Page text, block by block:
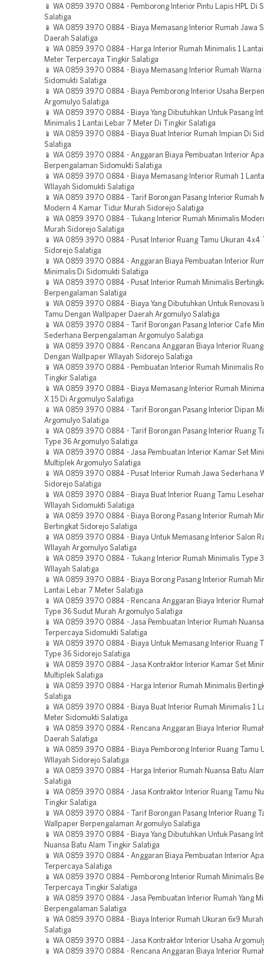
📱 WA 0859 3970 0884 - Pemborong Interior Pintu Lapis HPL Di
Salatiga
📱 WA 0859 3970 0884 - Biaya Memasang Interior Rumah Jawa
Daerah Salatiga
📱 WA 0859 3970 0884 - Harga Interior Rumah Minimalis 1
Meter Terpercaya Tingkir Salatiga
📱 WA 0859 3970 0884 - Biaya Memasang Interior Rumah Warna
Sidomukti Salatiga
📱 WA 0859 3970 0884 - Biaya Pemborong Interior Usaha
Argomulyo Salatiga
📱 WA 0859 3970 0884 - Biaya Yang Dibutuhkan Untuk Pasang
Minimalis 1 Lantai Lebar 7 Meter Di Tingkir Salatiga
📱 WA 0859 3970 0884 - Biaya Buat Interior Rumah Impian Di
Salatiga
📱 WA 0859 3970 0884 - Anggaran Biaya Pembuatan Interior
Berpengalaman Sidomukti Salatiga
📱 WA 0859 3970 0884 - Biaya Memasang Interior Rumah 1
WIlayah Sidomukti Salatiga
📱 WA 0859 3970 0884 - Tarif Borongan Pasang Interior Rumah
Modern 4 Kamar Tidur Murah Sidorejo Salatiga
📱 WA 0859 3970 0884 - Tukang Interior Rumah Minimalis
Murah Sidorejo Salatiga
📱 WA 0859 3970 0884 - Pusat Interior Ruang Tamu Ukuran 4x4
Sidorejo Salatiga
📱 WA 0859 3970 0884 - Anggaran Biaya Pembuatan Interior
Minimalis Di Sidomukti Salatiga
📱 WA 0859 3970 0884 - Pusat Interior Rumah Minimalis
Berpengalaman Salatiga
📱 WA 0859 3970 0884 - Biaya Yang Dibutuhkan Untuk Renovasi
Tamu Dengan Wallpaper Daerah Argomulyo Salatiga
📱 WA 0859 3970 0884 - Tarif Borongan Pasang Interior Cafe
Sederhana Berpengalaman Argomulyo Salatiga
📱 WA 0859 3970 0884 - Rencana Anggaran Biaya Interior
Dengan Wallpaper WIlayah Sidorejo Salatiga
📱 WA 0859 3970 0884 - Pembuatan Interior Rumah Minimalis
Tingkir Salatiga
📱 WA 0859 3970 0884 - Biaya Memasang Interior Rumah
X 15 Di Argomulyo Salatiga
📱 WA 0859 3970 0884 - Tarif Borongan Pasang Interior Dipan
Argomulyo Salatiga
📱 WA 0859 3970 0884 - Tarif Borongan Pasang Interior Ruang
Type 36 Argomulyo Salatiga
📱 WA 0859 3970 0884 - Jasa Pembuatan Interior Kamar Set
Multiplek Argomulyo Salatiga
📱 WA 0859 3970 0884 - Pusat Interior Rumah Jawa Sederhana
Sidorejo Salatiga
📱 WA 0859 3970 0884 - Biaya Buat Interior Ruang Tamu
WIlayah Sidomukti Salatiga
📱 WA 0859 3970 0884 - Biaya Borong Pasang Interior Rumah
Bertingkat Sidorejo Salatiga
📱 WA 0859 3970 0884 - Biaya Untuk Memasang Interior Salon
WIlayah Argomulyo Salatiga
📱 WA 0859 3970 0884 - Tukang Interior Rumah Minimalis Type
WIlayah Salatiga
📱 WA 0859 3970 0884 - Biaya Borong Pasang Interior Rumah
Lantai Lebar 7 Meter Salatiga
📱 WA 0859 3970 0884 - Rencana Anggaran Biaya Interior
Type 36 Sudut Murah Argomulyo Salatiga
📱 WA 0859 3970 0884 - Jasa Pembuatan Interior Rumah
Terpercaya Sidomukti Salatiga
📱 WA 0859 3970 0884 - Biaya Untuk Memasang Interior Ruang
Type 36 Sidorejo Salatiga
📱 WA 0859 3970 0884 - Jasa Kontraktor Interior Kamar Set
Multiplek Salatiga
📱 WA 0859 3970 0884 - Harga Interior Rumah Minimalis
Salatiga
📱 WA 0859 3970 0884 - Biaya Buat Interior Rumah Minimalis 1
Meter Sidomukti Salatiga
📱 WA 0859 3970 0884 - Rencana Anggaran Biaya Interior
Daerah Salatiga
📱 WA 0859 3970 0884 - Biaya Pemborong Interior Ruang Tamu
WIlayah Sidorejo Salatiga
📱 WA 0859 3970 0884 - Harga Interior Rumah Nuansa Batu
Salatiga
📱 WA 0859 3970 0884 - Jasa Kontraktor Interior Ruang Tamu
Tingkir Salatiga
📱 WA 0859 3970 0884 - Tarif Borongan Pasang Interior Ruang
Wallpaper Berpengalaman Argomulyo Salatiga
📱 WA 0859 3970 0884 - Biaya Yang Dibutuhkan Untuk Pasang
Nuansa Batu Alam Tingkir Salatiga
📱 WA 0859 3970 0884 - Anggaran Biaya Pembuatan Interior
Terpercaya Salatiga
📱 WA 0859 3970 0884 - Pemborong Interior Rumah Minimalis
Terpercaya Tingkir Salatiga
📱 WA 0859 3970 0884 - Jasa Pembuatan Interior Rumah Yang
Berpengalaman Salatiga
📱 WA 0859 3970 0884 - Biaya Interior Rumah Ukuran 6x9
Salatiga
📱 WA 0859 3970 0884 - Jasa Kontraktor Interior Usaha
📱 WA 0859 3970 0884 - Rencana Anggaran Biaya Interior